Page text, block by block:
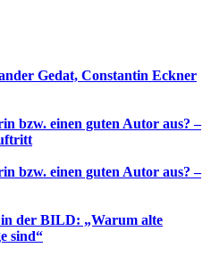
Gedat, Constantin Eckner
bzw. einen guten Autor aus? –
bzw. einen guten Autor aus? –
der BILD: „Warum alte
sind“